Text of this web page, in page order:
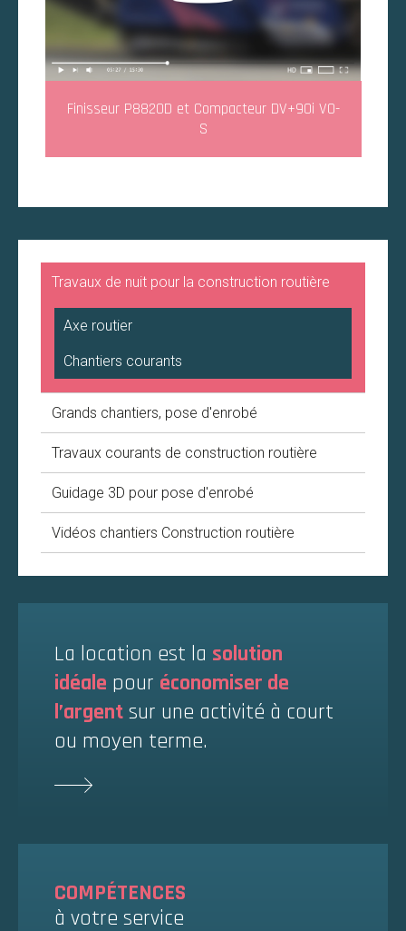
Finisseur P8820D et Compacteur DV+90i VO-
S
Travaux de nuit pour la construction routière
Axe routier
Chantiers courants
Grands chantiers, pose d'enrobé
Travaux courants de construction routière
Guidage 3D pour pose d'enrobé
Vidéos chantiers Construction routière
La location est la solution
idéale pour économiser de
l’argent sur une activité à court
ou moyen terme.
COMPÉTENCES
à votre service